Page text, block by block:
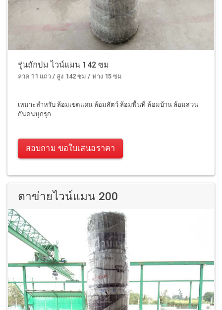
รุ่นถักปม ไวน์แมน 142 ซม
ลวด 11 แถว / สูง 142 ซม / ห่าง 15 ซม
เหมาะสำหรับ ล้อมเขตแดน ล้อมสัตว์ ล้อมพื้นที่ ล้อมบ้าน ล้อมสวน
กันคนบุกรุก
สอบถาม ขอใบเสนอราคา
ตาข่ายไวน์แมน 200